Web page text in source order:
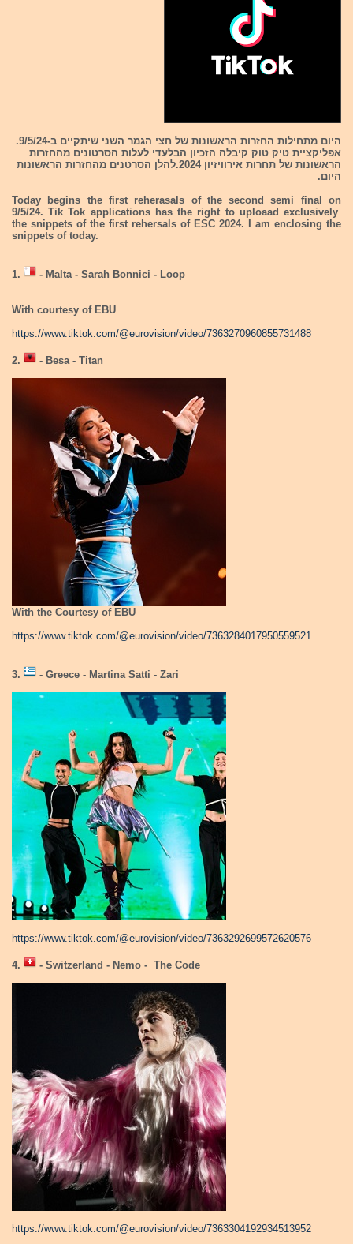
היום מתחילות החזרות הראשונות של חצי הגמר השני שיתקיים ב-9/5/24.
אפליקציית טיק טוק קיבלה הזכיון הבלעדי לעלות הסרטונים מהחזרות
הראשונות של תחרות אירוויזיון 2024.להלן הסרטנים מהחזרות הראשונות
היום.
Today begins the first reherasals of the second semi final on
9/5/24. Tik Tok applications has the right to uploaad exclusively
the snippets of the first rehersals of ESC 2024. I am enclosing the
snippets of today.
1. - Malta - Sarah Bonnici - Loop
With courtesy of EBU
https://www.tiktok.com/@eurovision/video/7363270960855731488
2. - Besa - Titan
With the Courtesy of EBU
https://www.tiktok.com/@eurovision/video/7363284017950559521
3. - Greece - Martina Satti - Zari
https://www.tiktok.com/@eurovision/video/7363292699572620576
4. - Switzerland - Nemo - The Code
https://www.tiktok.com/@eurovision/video/7363304192934513952